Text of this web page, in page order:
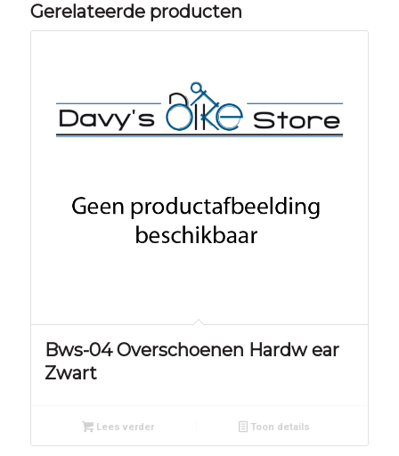
Gerelateerde producten
Bws-04 Overschoenen Hardw ear
Zwart
Lees verder Toon details